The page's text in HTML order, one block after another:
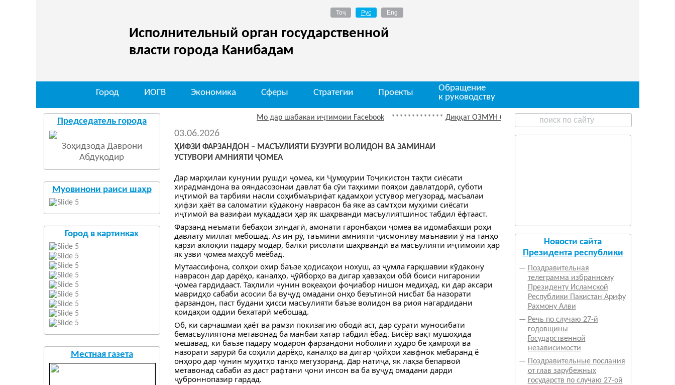
Исполнительный орган государственной
власти города Канибадам
Город ИОГВ Экономика Сферы Стратегии Проекты
Обращение
к руководству
Председатель города
Зоҳидзода Даврони
Абдуқодир
Муовинони раиси шаҳр
Город в картинках
Местная газета
Мо дар шабакаи иҷтимоии Facebook *************Диққат ОЗМУН барои ишғоли чои корӣ
03.06.2026
ҲИФЗИ ФАРЗАНДОН – МАСЪУЛИЯТИ БУЗУРГИ ВОЛИДОН ВА ЗАМИНАИ
УСТУВОРИ АМНИЯТИ ҶОМЕА
Дар марҳилаи кунунии рушди ҷомеа, ки Ҷумҳурии Тоҷикистон таҳти сиёсати
хирадмандона ва ояндасозонаи давлат ба сӯи таҳкими пояҳои давлатдорӣ, суботи
иҷтимоӣ ва тарбияи насли соҳибмаърифат қадамҳои устувор мегузорад, масъалаи
ҳифзи ҳаёт ва саломатии кӯдакону наврасон ба яке аз самтҳои муҳими сиёсати
иҷтимоӣ ва вазифаи муқаддаси ҳар як шаҳрванди масъулиятшинос табдил ёфтааст.
Фарзанд неъмати бебаҳои зиндагӣ, амонати гаронбаҳои ҷомеа ва идомабахши роҳи
давлату миллат мебошад. Аз ин рӯ, таъмини амнияти ҷисмониву маънавии ӯ на танҳо
қарзи ахлоқии падару модар, балки рисолати шаҳрвандӣ ва масъулияти иҷтимоии ҳар
як узви ҷомеа маҳсуб меёбад.
Мутаассифона, солҳои охир баъзе ҳодисаҳои нохуш, аз ҷумла ғарқшавии кӯдакону
наврасон дар дарёҳо, каналҳо, ҷӯйборҳо ва дигар ҳавзаҳои обӣ боиси нигаронии
ҷомеа гардидааст. Таҳлили чунин воқеаҳои фоҷиабор нишон медиҳад, ки дар аксари
мавридҳо сабаби асосии ба вуҷуд омадани онҳо беэътиноӣ нисбат ба назорати
фарзандон, паст будани ҳисси масъулияти баъзе волидон ва риоя нагардидани
қоидаҳои оддии бехатарӣ мебошад.
Об, ки сарчашмаи ҳаёт ва рамзи покизагию ободӣ аст, дар сурати муносибати
бемасъулиятона метавонад ба манбаи хатар табдил ёбад. Бисёр вақт мушоҳида
мешавад, ки баъзе падару модарон фарзандони ноболиғи худро бе ҳамроҳӣ ва
назорати зарурӣ ба соҳили дарёҳо, каналҳо ва дигар ҷойҳои хавфнок мебаранд ё
онҳоро дар чунин муҳитҳо танҳо мегузоранд. Дар натиҷа, як лаҳза бепарвоӣ
метавонад сабаби аз даст рафтани ҷони инсон ва ба вуҷуд омадани дарди
ҷуброннопазир гардад.
Новости сайта
Президента республики
—
Поздравительная
телеграмма избранному
Президенту Исламской
Республики Пакистан Арифу
Рахмону Алви
— Речь по случаю 27-й
годовщины
Государственной
независимости
—
Поздравительные послания
от глав зарубежных
государств по случаю 27-ой